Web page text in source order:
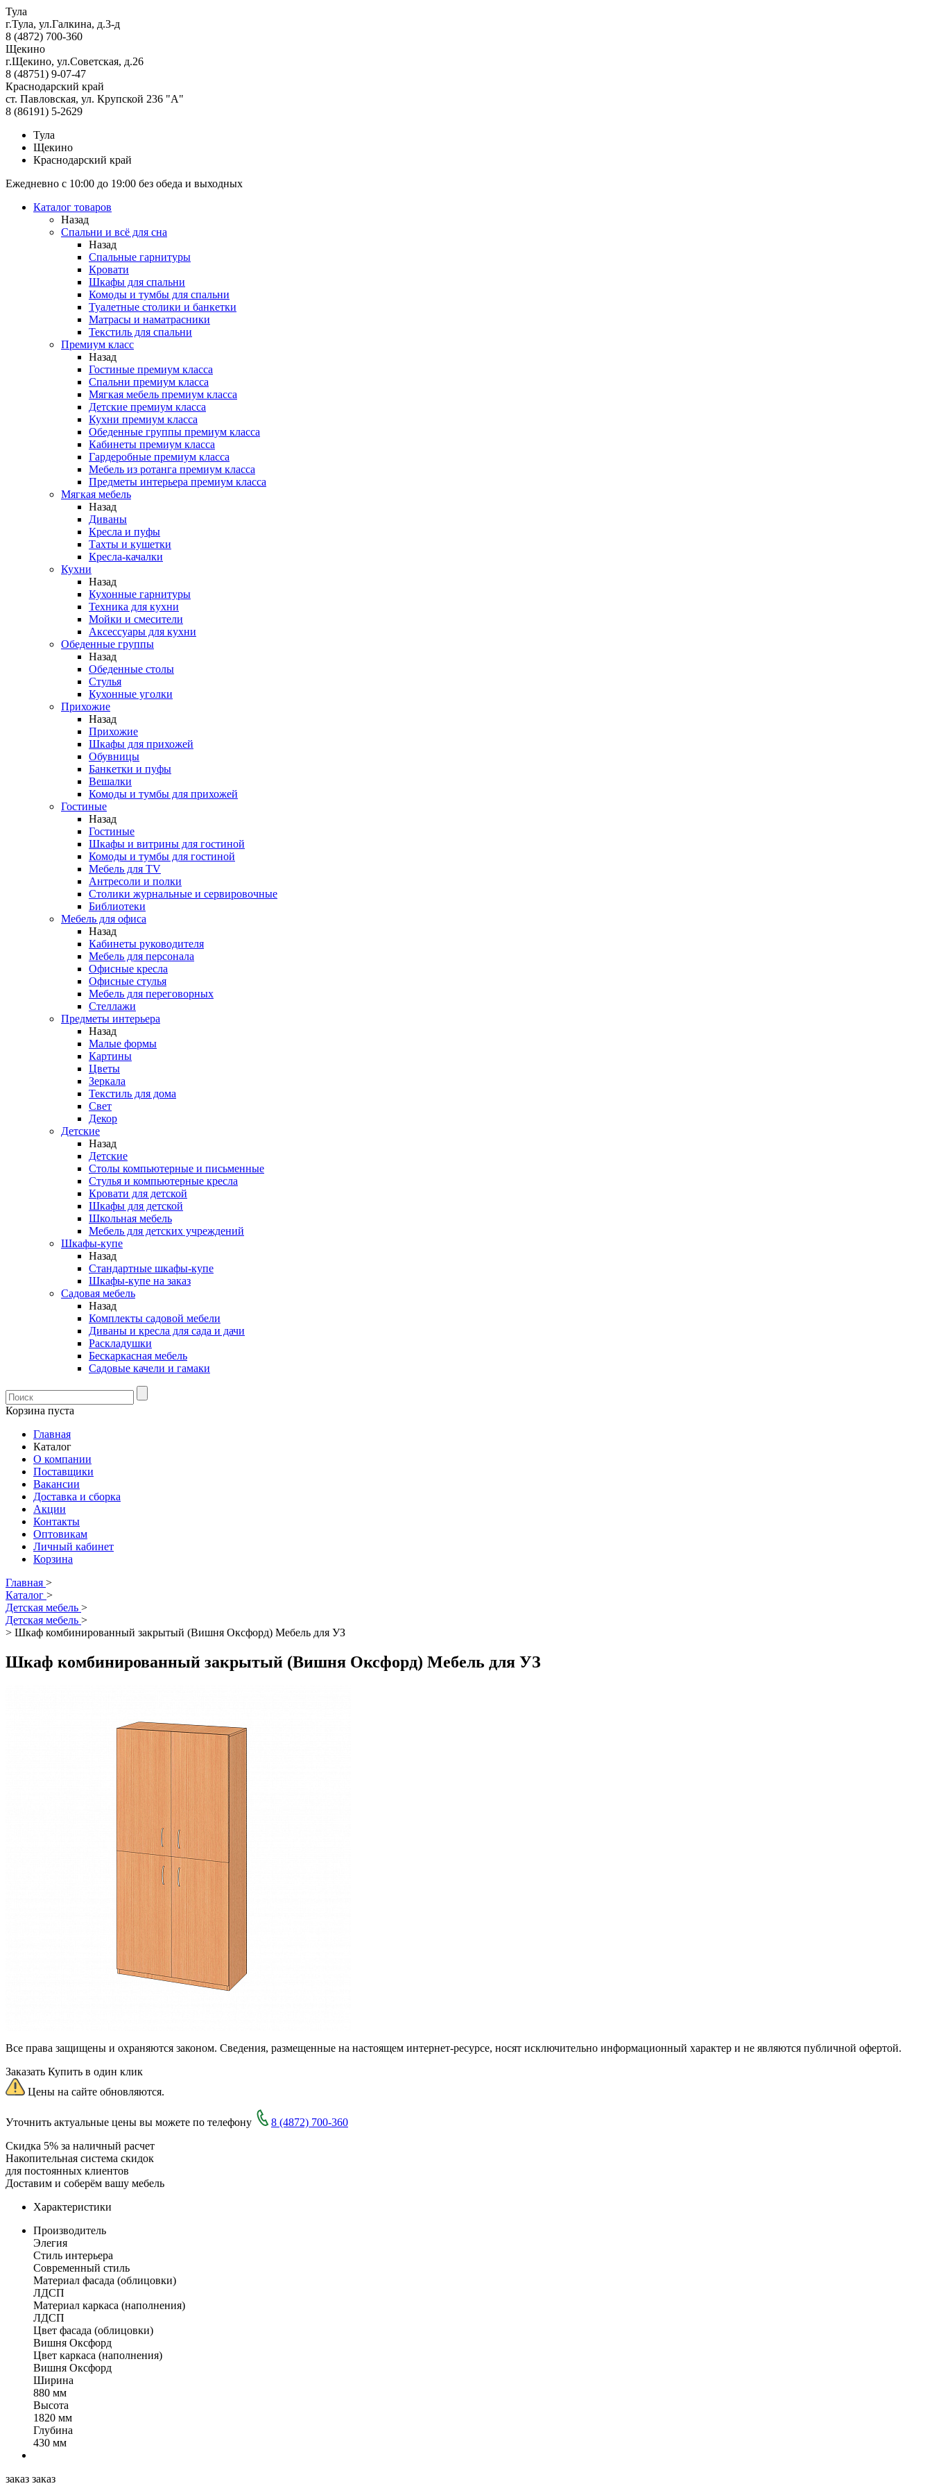
Тула
г.Тула, ул.Галкина, д.3-д
8 (4872) 700-360
Щекино
г.Щекино, ул.Советская, д.26
8 (48751) 9-07-47
Краснодарский край
ст. Павловская, ул. Крупской 236 "А"
8 (86191) 5-2629
Тула
Щекино
Краснодарский край
Ежедневно с 10:00 до 19:00 без обеда и выходных
Каталог товаров
Назад
Спальни и всё для сна
Назад
Спальные гарнитуры
Кровати
Шкафы для спальни
Комоды и тумбы для спальни
Туалетные столики и банкетки
Матрасы и наматрасники
Текстиль для спальни
Премиум класс
Назад
Гостиные премиум класса
Спальни премиум класса
Мягкая мебель премиум класса
Детские премиум класса
Кухни премиум класса
Обеденные группы премиум класса
Кабинеты премиум класса
Гардеробные премиум класса
Мебель из ротанга премиум класса
Предметы интерьера премиум класса
Мягкая мебель
Назад
Диваны
Кресла и пуфы
Тахты и кушетки
Кресла-качалки
Кухни
Назад
Кухонные гарнитуры
Техника для кухни
Мойки и смесители
Аксессуары для кухни
Обеденные группы
Назад
Обеденные столы
Стулья
Кухонные уголки
Прихожие
Назад
Прихожие
Шкафы для прихожей
Обувницы
Банкетки и пуфы
Вешалки
Комоды и тумбы для прихожей
Гостиные
Назад
Гостиные
Шкафы и витрины для гостиной
Комоды и тумбы для гостиной
Мебель для TV
Антресоли и полки
Столики журнальные и сервировочные
Библиотеки
Мебель для офиса
Назад
Кабинеты руководителя
Мебель для персонала
Офисные кресла
Офисные стулья
Мебель для переговорных
Стеллажи
Предметы интерьера
Назад
Малые формы
Картины
Цветы
Зеркала
Текстиль для дома
Свет
Декор
Детские
Назад
Детские
Столы компьютерные и письменные
Стулья и компьютерные кресла
Кровати для детской
Шкафы для детской
Школьная мебель
Мебель для детских учреждений
Шкафы-купе
Назад
Стандартные шкафы-купе
Шкафы-купе на заказ
Садовая мебель
Назад
Комплекты садовой мебели
Диваны и кресла для сада и дачи
Раскладушки
Бескаркасная мебель
Садовые качели и гамаки
Корзина пуста
Главная
Каталог
О компании
Поставщики
Вакансии
Доставка и сборка
Акции
Контакты
Оптовикам
Личный кабинет
Корзина
Главная >
Каталог >
Детская мебель >
Детская мебель >
> Шкаф комбинированный закрытый (Вишня Оксфорд) Мебель для УЗ
Шкаф комбинированный закрытый (Вишня Оксфорд) Мебель для УЗ
Все права защищены и охраняются законом. Сведения, размещенные на настоящем интернет-ресурсе, носят исключительно информационный характер и не являются публичной офертой.
Заказать Купить в один клик
Цены на сайте обновляются.
Уточнить актуальные цены вы можете по телефону
8 (4872) 700-360
Скидка 5% за наличный расчет
Накопительная система скидок
для постоянных клиентов
Доставим и соберём вашу мебель
Характеристики
Производитель
Элегия
Стиль интерьера
Современный стиль
Материал фасада (облицовки)
ЛДСП
Материал каркаса (наполнения)
ЛДСП
Цвет фасада (облицовки)
Вишня Оксфорд
Цвет каркаса (наполнения)
Вишня Оксфорд
Ширина
880 мм
Высота
1820 мм
Глубина
430 мм
заказ заказ